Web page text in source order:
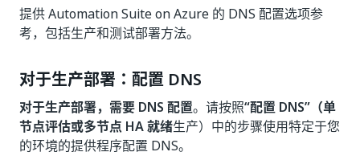
提供 Automation Suite on Azure 的 DNS 配置选项参
考，包括生产和测试部署方法。
对于生产部署：配置 DNS
对于生产部署，需要 DNS 配置。请按照“配置 DNS”（单
节点评估或多节点 HA 就绪生产）中的步骤使用特定于您
的环境的提供程序配置 DNS。